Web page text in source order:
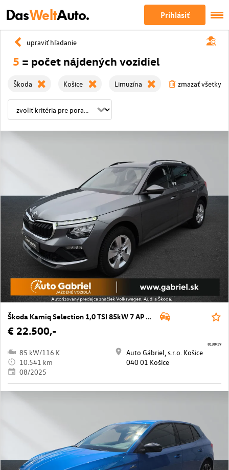
DasWeltAuto. Prihlásiť
upraviť hľadanie
5 = počet nájdených vozidiel
Škoda Košice Limuzína zmazať všetky
Škoda Kamiq Selection 1,0 TSI 85kW 7 AP DSG
€ 22.500,-
85 kW/116 K
10.541 km
08/2025
Auto Gábriel, s.r.o. Košice
040 01 Košice
8138/29